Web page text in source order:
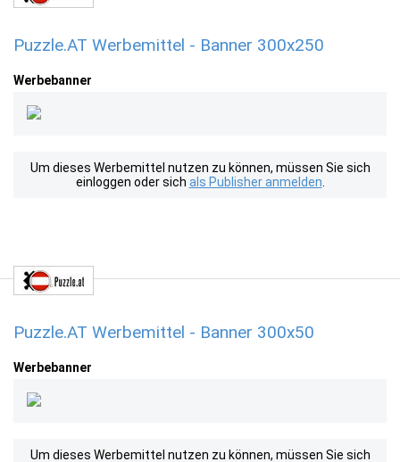
Puzzle.AT Werbemittel - Banner 300x250
Werbebanner
Um dieses Werbemittel nutzen zu können, müssen Sie sich
einloggen oder sich als Publisher anmelden
Puzzle.AT Werbemittel - Banner 300x50
Werbebanner
Um dieses Werbemittel nutzen zu können, müssen Sie sich